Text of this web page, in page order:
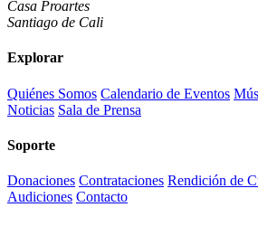
Casa Proartes
Santiago de Cali
Explorar
Quiénes Somos Calendario de Eventos
Noticias Sala de Prensa
Soporte
Donaciones Contrataciones Rendición de
Audiciones Contacto